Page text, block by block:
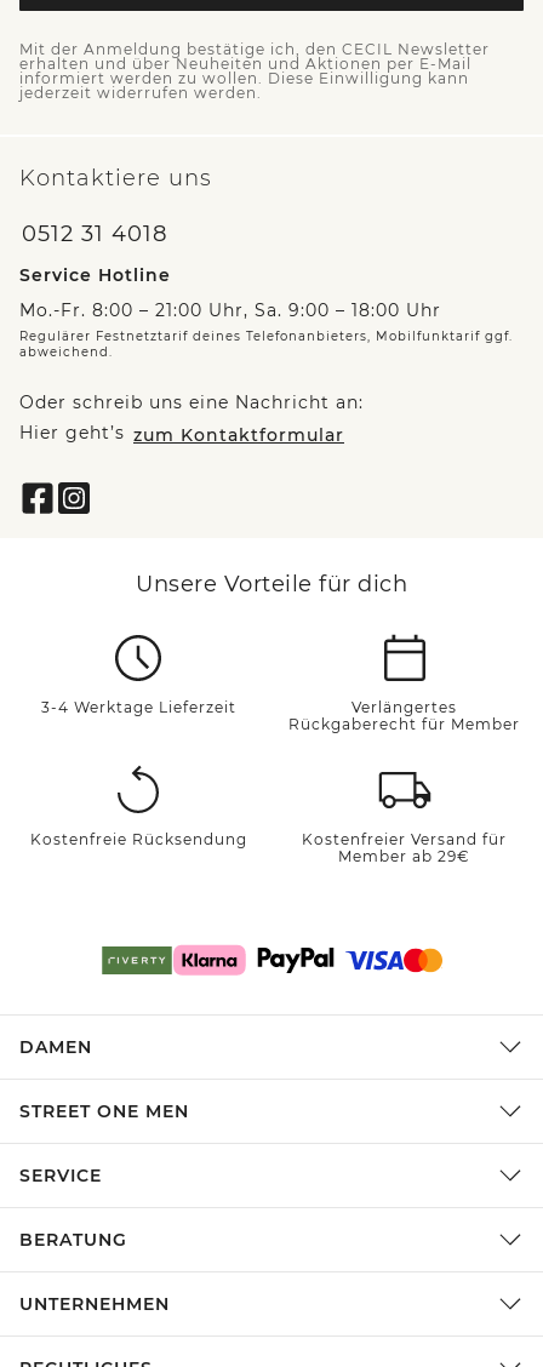
Mit der Anmeldung bestätige ich, den CECIL Newsletter
erhalten und über Neuheiten und Aktionen per E-Mail
informiert werden zu wollen. Diese Einwilligung kann
jederzeit widerrufen werden.
Kontaktiere uns
0512 31 4018
Service Hotline
Mo.-Fr. 8:00 – 21:00 Uhr, Sa. 9:00 – 18:00 Uhr
Regulärer Festnetztarif deines Telefonanbieters, Mobilfunktarif ggf.
abweichend.
Oder schreib uns eine Nachricht an:
Hier geht’s zum Kontaktformular
Unsere Vorteile für dich
3-4 Werktage Lieferzeit
Verlängertes
Rückgaberecht für Member
Kostenfreie Rücksendung
Kostenfreier Versand für
Member ab 29€
DAMEN
STREET ONE MEN
SERVICE
BERATUNG
UNTERNEHMEN